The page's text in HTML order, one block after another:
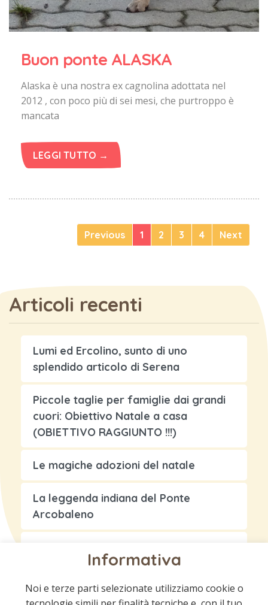
Buon ponte ALASKA
Alaska è una nostra ex cagnolina adottata nel
2012 , con poco più di sei mesi, che purtroppo è
mancata
LEGGI TUTTO →
Previous 1 2 3 4 Next
Articoli recenti
Lumi ed Ercolino, sunto di uno
splendido articolo di Serena
Piccole taglie per famiglie dai grandi
cuori: Obiettivo Natale a casa
(OBIETTIVO RAGGIUNTO !!!)
Le magiche adozioni del natale
La leggenda indiana del Ponte
Arcobaleno
Informativa
Noi e terze parti selezionate utilizziamo cookie o